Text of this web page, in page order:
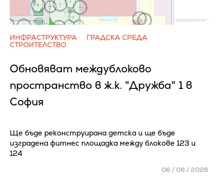
ИНФРАСТРУКТУРА
ГРАДСКА СРЕДА
СТРОИТЕЛСТВО
Обновяват междублоково
пространство в ж.к. "Дружба" 1 в
София
Ще бъде реконструирана детска и ще бъде
изградена фитнес площадка между блокове 123 и
124
06 / 08 / 2026